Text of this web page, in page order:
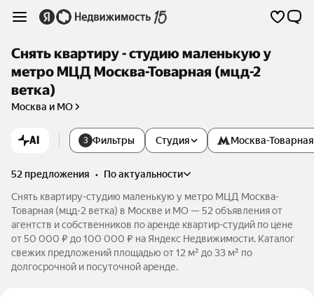
Снять квартиру - студию маленькую у
метро МЦД Москва-Товарная (мцд-2
ветка)
Москва и МО
AI 3 Фильтры Студия Москва-Товарная
52 предложения •
по актуальности
Снять квартиру-студию маленькую у метро МЦД Москва-
Товарная (мцд-2 ветка) в Москве и МО — 52 объявления от
агентств и собственников по аренде квартир-студий по цене
от 50 000 ₽ до 100 000 ₽ на Яндекс Недвижимости. Каталог
свежих предложений площадью от 12 м² до 33 м² по
долгосрочной и посуточной аренде.